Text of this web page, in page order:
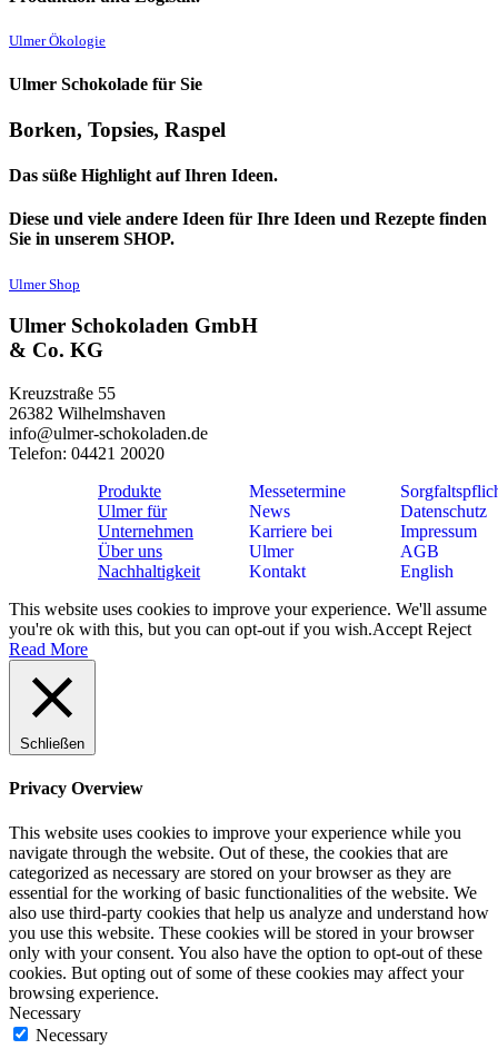
Ulmer Ökologie
Ulmer Schokolade für Sie
Borken, Topsies, Raspel
Das süße Highlight auf Ihren Ideen.
Diese und viele andere Ideen für Ihre Ideen und Rezepte finden
Sie in unserem SHOP.
Ulmer Shop
Ulmer Schokoladen GmbH
& Co. KG
Kreuzstraße 55
26382 Wilhelmshaven
info@ulmer-schokoladen.de
Telefon: 04421 20020
Produkte
Ulmer für
Unternehmen
Über uns
Nachhaltigkeit
Messetermine
News
Karriere bei
Ulmer
Kontakt
Datenschutz
Impressum
AGB
English
This website uses cookies to improve your experience. We'll assume
you're ok with this, but you can opt-out if you wish.Accept Reject
Read More
Schließen
Privacy Overview
This website uses cookies to improve your experience while you
navigate through the website. Out of these, the cookies that are
categorized as necessary are stored on your browser as they are
essential for the working of basic functionalities of the website. We
also use third-party cookies that help us analyze and understand how
you use this website. These cookies will be stored in your browser
only with your consent. You also have the option to opt-out of these
cookies. But opting out of some of these cookies may affect your
browsing experience.
Necessary
Necessary